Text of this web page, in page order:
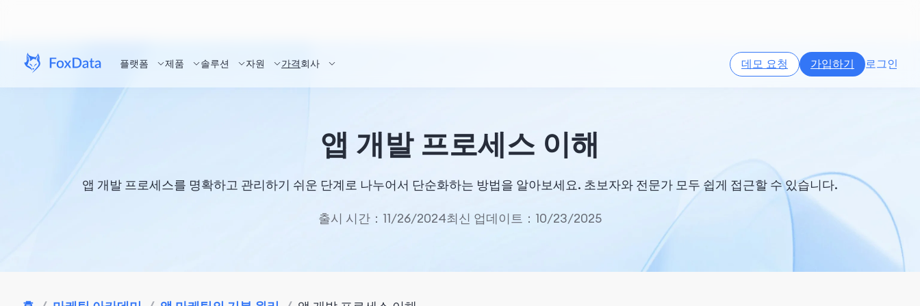
플랫폼 제품 솔루션 자원 가격회사 데모 요청 가입하기 로그인
앱 개발 프로세스 이해
앱 개발 프로세스를 명확하고 관리하기 쉬운 단계로 나누어서 단순화하는 방법을 알아보세요. 초보자와 전문가 모두 쉽게 접근할 수 있습니다.
출시 시간：11/26/2024최신 업데이트：10/23/2025